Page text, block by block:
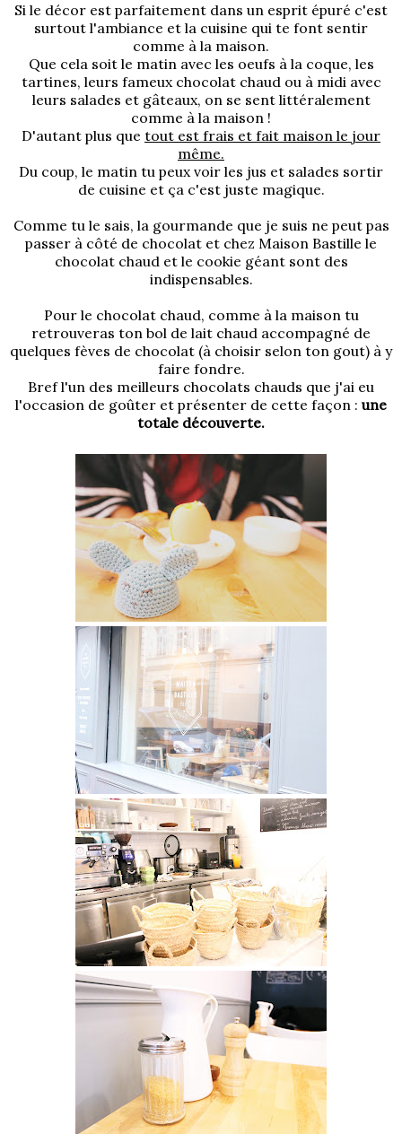
Si le décor est parfaitement dans un esprit épuré c'est
surtout l'ambiance et la cuisine qui te font sentir
comme à la maison.
Que cela soit le matin avec les oeufs à la coque, les
tartines, leurs fameux chocolat chaud ou à midi avec
leurs salades et gâteaux, on se sent littéralement
comme à la maison !
D'autant plus que tout est frais et fait maison le jour
même.
Du coup, le matin tu peux voir les jus et salades sortir
de cuisine et ça c'est juste magique.
Comme tu le sais, la gourmande que je suis ne peut pas
passer à côté de chocolat et chez Maison Bastille le
chocolat chaud et le cookie géant sont des
indispensables.
Pour le chocolat chaud, comme à la maison tu
retrouveras ton bol de lait chaud accompagné de
quelques fèves de chocolat (à choisir selon ton gout) à y
faire fondre.
Bref l'un des meilleurs chocolats chauds que j'ai eu
l'occasion de goûter et présenter de cette façon : une
totale découverte.